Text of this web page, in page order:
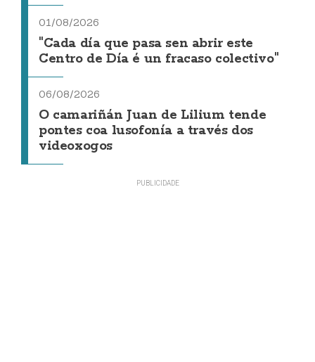
01/08/2026
"Cada día que pasa sen abrir este
Centro de Día é un fracaso colectivo"
06/08/2026
O camariñán Juan de Lilium tende
pontes coa lusofonía a través dos
videoxogos